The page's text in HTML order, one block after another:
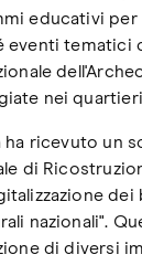
educativi per
eventi tematici
nei
ha ricevuto un
di
dei
nazionali".
di diversi